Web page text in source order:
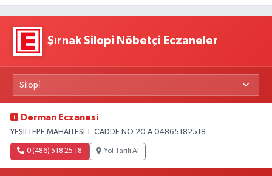
Şırnak Silopi Nöbetçi Eczaneler
Derman Eczanesi
YEŞİLTEPE MAHALLESİ 1. CADDE NO:20 A 04865182518
0 (486) 518 25 18 Yol Tarifi Al